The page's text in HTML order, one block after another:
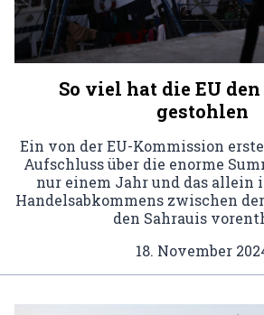
So viel hat die EU
gestohlen
Ein von der EU-Kommission
Aufschluss über die enorme
nur einem Jahr und das allein
Handelsabkommens zwischen
den Sahrauis
18. November